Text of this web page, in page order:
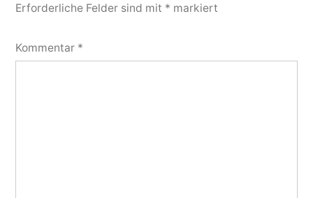
Erforderliche Felder sind mit * markiert
Kommentar *